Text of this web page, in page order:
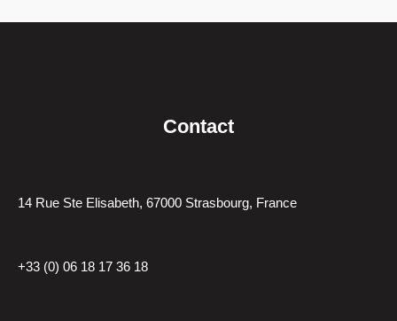
Contact
14 Rue Ste Elisabeth, 67000 Strasbourg, France
+33 (0) 06 18 17 36 18